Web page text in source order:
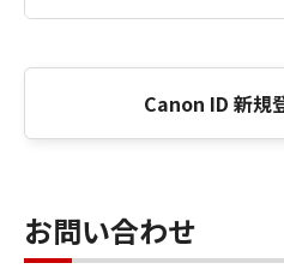
Canon ID 新規
お問い合わせ